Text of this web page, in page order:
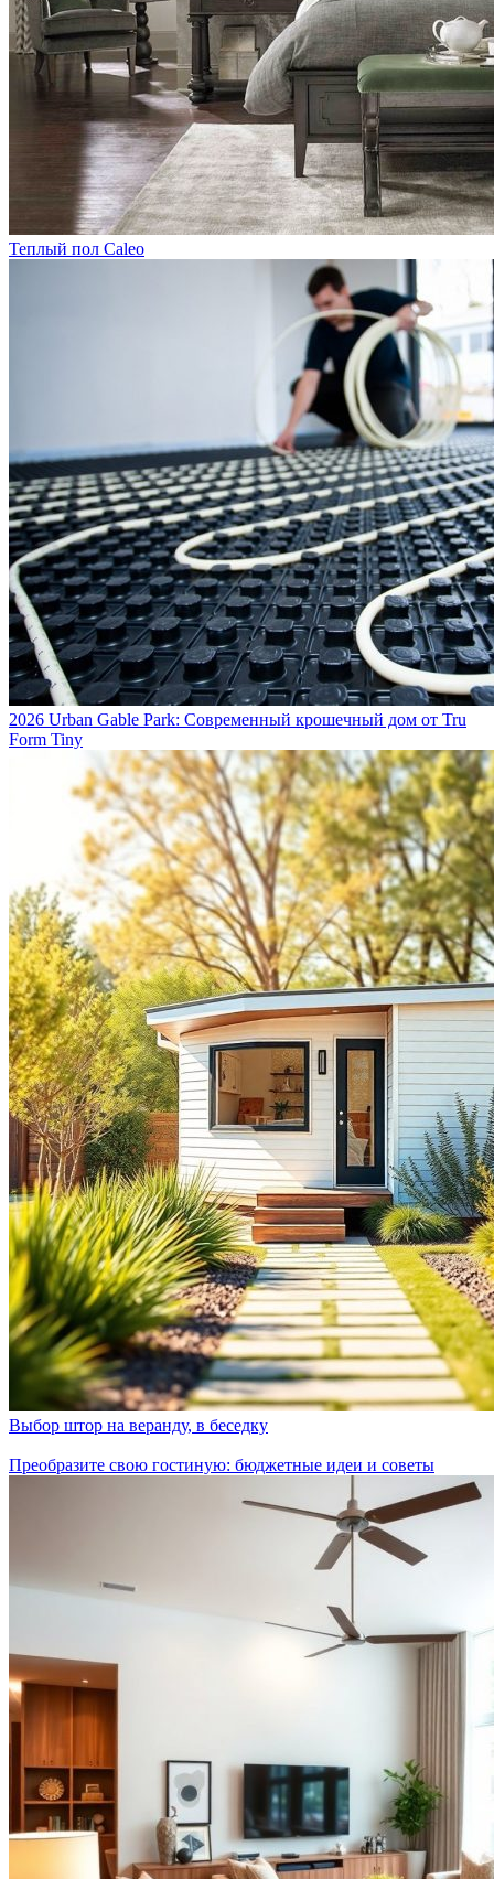
Теплый пол Caleo
2026 Urban Gable Park: Современный крошечный дом от Tru
Form Tiny
Выбор штор на веранду, в беседку
Преобразите свою гостиную: бюджетные идеи и советы